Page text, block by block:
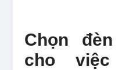
Chọn
cho việc